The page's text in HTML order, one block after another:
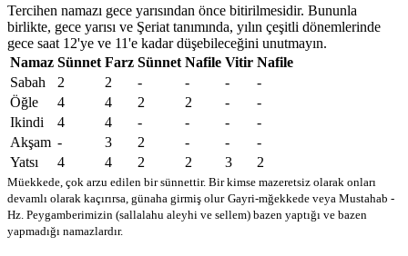
Tercihen namazı gece yarısından önce bitirilmesidir. Bununla
birlikte, gece yarısı ve Şeriat tanımında, yılın çeşitli dönemlerinde
gece saat 12'ye ve 11'e kadar düşebileceğini unutmayın.
Namaz Sünnet Farz Sünnet Nafile Vitir Nafile
Sabah
2 2 - - -
-
Öğle
4 4 2 2 -
-
Ikindi
4 4 - - -
-
Akşam - 3 2 - -
-
Yatsı
4 4 2 2 3 2
Müekkede, çok arzu edilen bir sünnettir. Bir kimse mazeretsiz olarak onları
devamlı olarak kaçırırsa, günaha girmiş olur Gayri-mğekkede veya Mustahab -
Hz. Peygamberimizin (sallalahu aleyhi ve sellem) bazen yaptığı ve bazen
yapmadığı namazlardır.